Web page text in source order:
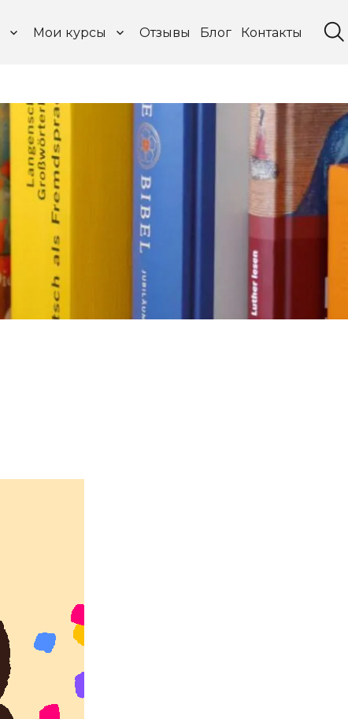
Мои курсы Отзывы Блог Контакты